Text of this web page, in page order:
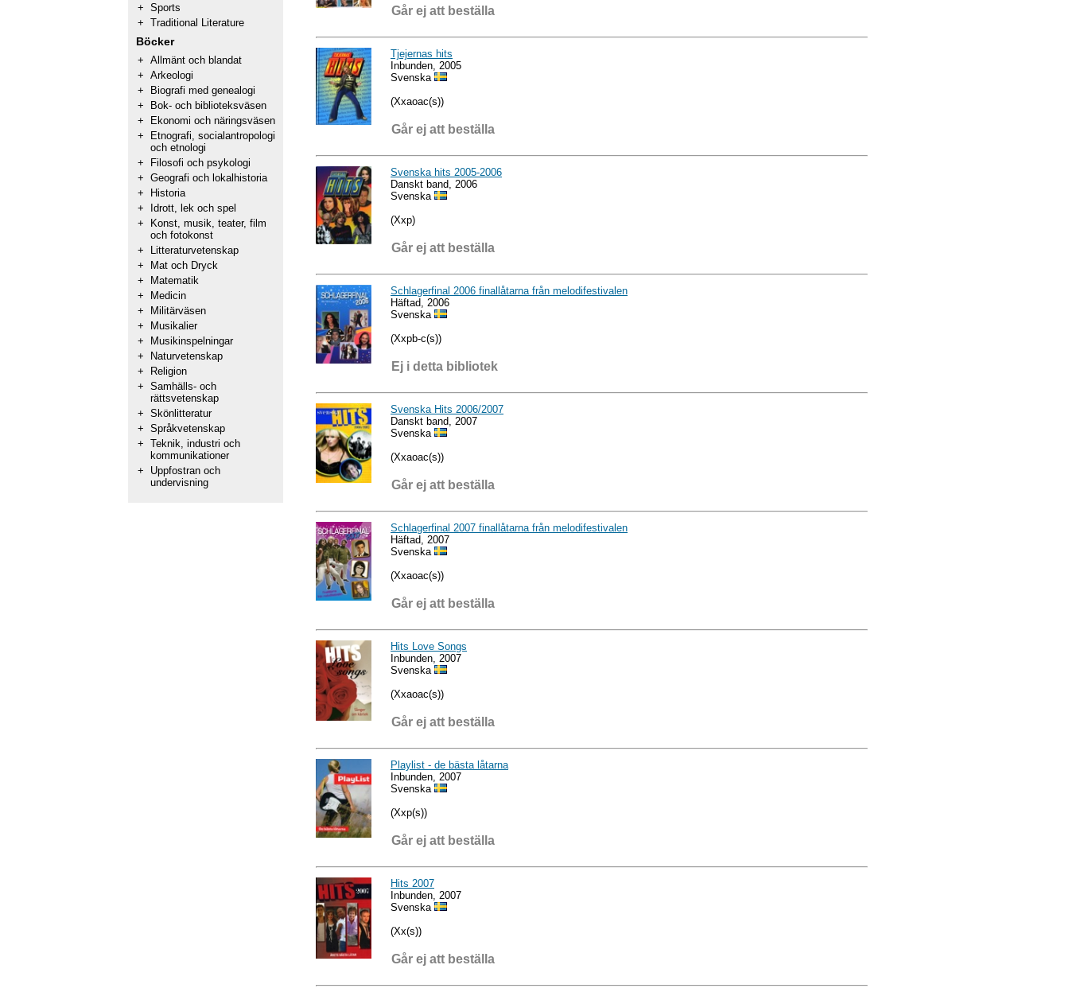
+ Sports
+ Traditional Literature
Böcker
+ Allmänt och blandat
+ Arkeologi
+
Biografi med genealogi
+
Bok- och biblioteksväsen
+
Ekonomi och näringsväsen
+
Etnografi, socialantropologi
och etnologi
+
Filosofi och psykologi
+ Geografi och lokalhistoria
+
Historia
+
Idrott, lek och spel
+
Konst, musik, teater, film
och fotokonst
+
Litteraturvetenskap
+
Mat och Dryck
+
Matematik
+
Medicin
+
Militärväsen
+
Musikalier
+
Musikinspelningar
+
Naturvetenskap
+
Religion
+ Samhälls- och
rättsvetenskap
+ Skönlitteratur
+ Språkvetenskap
+ Teknik, industri och
kommunikationer
+
Uppfostran och
undervisning
Går ej att beställa
Tjejernas hits
Inbunden, 2005
Svenska
(Xxaoac(s))
Går ej att beställa
Svenska hits 2005-2006
Danskt band, 2006
Svenska
(Xxp)
Går ej att beställa
Schlagerfinal 2006 finallåtarna från melodifestivalen
Häftad, 2006
Svenska
(Xxpb-c(s))
Ej i detta bibliotek
Svenska Hits 2006/2007
Danskt band, 2007
Svenska
(Xxaoac(s))
Går ej att beställa
Schlagerfinal 2007 finallåtarna från melodifestivalen
Häftad, 2007
Svenska
(Xxaoac(s))
Går ej att beställa
Hits Love Songs
Inbunden, 2007
Svenska
(Xxaoac(s))
Går ej att beställa
Playlist - de bästa låtarna
Inbunden, 2007
Svenska
(Xxp(s))
Går ej att beställa
Hits 2007
Inbunden, 2007
Svenska
(Xx(s))
Går ej att beställa